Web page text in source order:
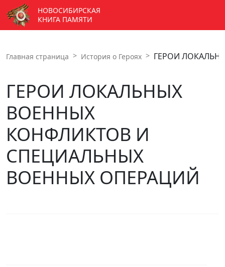
НОВОСИБИРСКАЯ
КНИГА ПАМЯТИ
Главная страница История о Героях ГЕРОИ
ГЕРОИ ЛОКАЛЬНЫХ
ВОЕННЫХ
КОНФЛИКТОВ И
СПЕЦИАЛЬНЫХ
ВОЕННЫХ ОПЕРАЦИЙ